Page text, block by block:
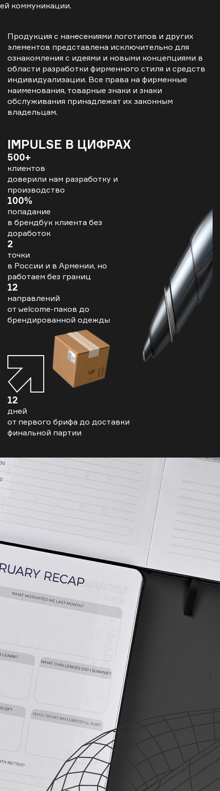
коммуникации.
Продукция с нанесениями логотипов и других
элементов представлена исключительно для
ознакомления с идеями и новыми концепциями в
области разработки фирменного стиля и средств
индивидуализации. Все права на фирменные
наименования, товарные знаки и знаки
обслуживания принадлежат их законным
владельцам.
IMPULSE В ЦИФРАХ
500+
клиентов
доверили нам разработку и
производство
100%
попадание
в брендбук клиента без
доработок
2
точки
в России и в Армении, но
работаем без границ
12
направлений
от welcome-паков до
брендированной одежды
12
дней
от первого брифа до доставки
финальной партии